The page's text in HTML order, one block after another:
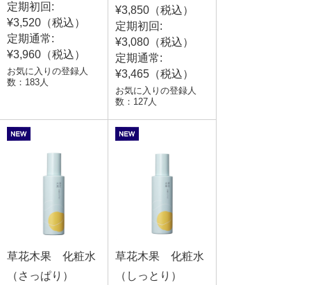
定期初回:
¥3,520（税込）
定期通常:
¥3,960（税込）
お気に入りの登録人
数：183人
¥3,850（税込）
定期初回:
¥3,080（税込）
定期通常:
¥3,465（税込）
お気に入りの登録人
数：127人
草花木果 化粧水
（さっぱり）
草花木果 化粧水
（しっとり）